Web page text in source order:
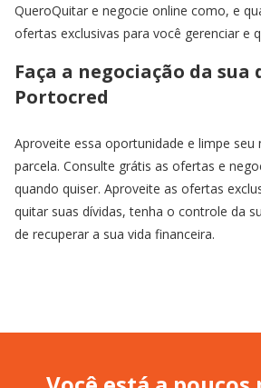
QueroQuitar e negocie online como, e
ofertas exclusivas para você gerenciar e
Faça a negociação da sua
Portocred
Aproveite essa oportunidade e limpe seu
parcela. Consulte grátis as ofertas e
quando quiser. Aproveite as ofertas
quitar suas dívidas, tenha o controle da
de recuperar a sua vida financeira.